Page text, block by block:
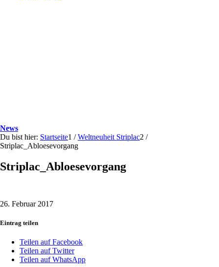
News
Du bist hier: Startseite1 / Weltneuheit Striplac2 /
Striplac_Abloesevorgang
Striplac_Abloesevorgang
26. Februar 2017
Eintrag teilen
Teilen auf Facebook
Teilen auf Twitter
Teilen auf WhatsApp